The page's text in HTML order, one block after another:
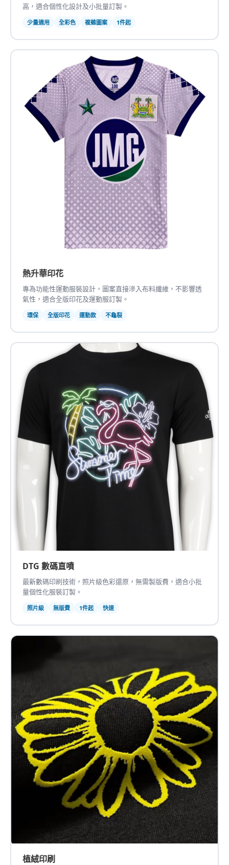
高，適合個性化設計及小批量訂製。
少量適用 全彩色 複雜圖案 1件起
熱升華印花
專為功能性運動服裝設計，圖案直接滲入布料纖維，不影響透
氣性，適合全版印花及運動服訂製。
環保 全版印花 運動款 不龜裂
DTG 數碼直噴
最新數碼印刷技術，照片級色彩還原，無需製版費，適合小批
量個性化服裝訂製。
照片級 無版費 1件起 快速
植絨印刷